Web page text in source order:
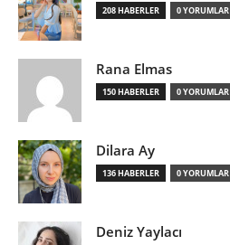
208 HABERLER 0 YORUMLAR
Rana Elmas
150 HABERLER 0 YORUMLAR
Dilara Ay
136 HABERLER 0 YORUMLAR
Deniz Yaylacı